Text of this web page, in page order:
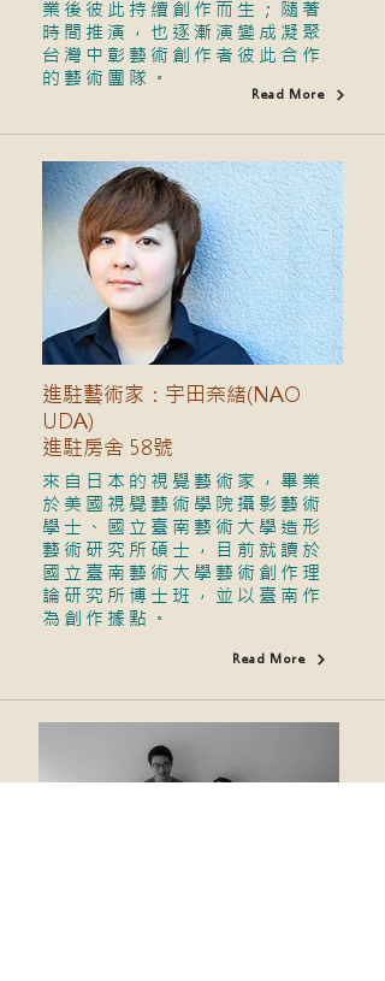
業後彼此持續創作而生；隨著
時間推演，也逐漸演變成凝聚
台灣中彰藝術創作者彼此合作
的藝術團隊。
Read More
進駐藝術家：宇田奈緒(NAO
UDA)
進駐房舍 58號
來自日本的視覺藝術家，畢業
於美國視覺藝術學院攝影藝術
學士、國立臺南藝術大學造形
藝術研究所碩士，目前就讀於
國立臺南藝術大學藝術創作理
論研究所博士班，並以臺南作
為創作據點。
Read More